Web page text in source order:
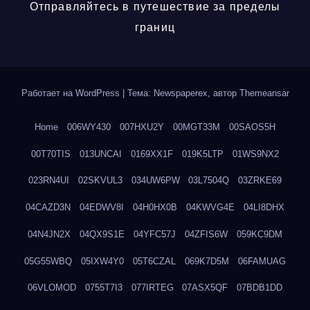
Отправляйтесь в путешествие за пределы
границ
Работает на WordPress Тема: Newspaperex, автор Themeansar
Home 006WY430 007HXU2Y 00MGT33M 00SAOS5H
00T70TIS 013UNCAI 0169XX1F 019K5LTP 01WS9NX2
023RN4UI 02SKVUL3 034UW6PW 03L7504Q 03ZRKE69
04CAZD3N 04EDWV8I 04H0HX0B 04KWVG4E 04LI8DHX
04N4JN2X 04QX9S1E 04YFC57J 04ZFIS6W 059KC9DM
05G55WBQ 05IXW4Y0 05T6CZAL 069K7D5M 06FAMUAG
06VLOMOD 0755T7I3 077IRTEG 07ASX5QF 07BDB1DD